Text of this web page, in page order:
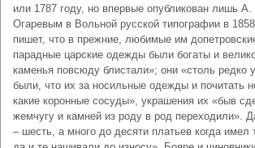
или 1787 году, но впервые опубликован лишь
Огаревым в Вольной русской типографии в
пишет, что в прежние, любимые им
парадные царские одежды были богаты и
каменья повсюду блистали»; они «столь редко
были, что их за носильные одежды и почитать
какие коронные сосуды», украшения их «быв
жемчугу и камней из роду в род переходили».
– шесть, а много до десяти платьев когда